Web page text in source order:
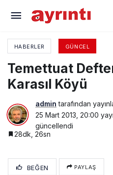
HABERLER GÜNCEL
Temettuat
Karasıl Köyü
admin tarafından
25 Mart 2013, 20:00
güncellendi
28dk, 26sn
BEĞEN PAYLAŞ
Temettuat Defteri’ne